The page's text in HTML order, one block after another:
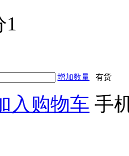
1
增加数量 有货
入购物车 手